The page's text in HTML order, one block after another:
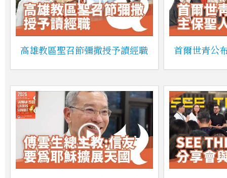
高雄教區聖召節彌撒授予讀經職 首爾世青公